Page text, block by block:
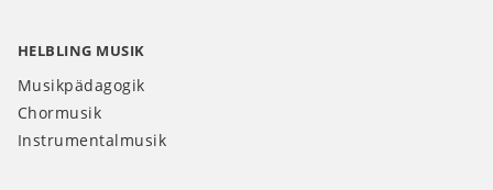
HELBLING MUSIK
Musikpädagogik
Chormusik
Instrumentalmusik